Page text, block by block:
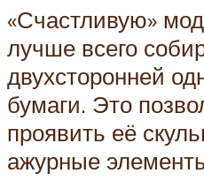
«Счастливую»
лучше всего
двухсторонней
бумаги. Это
проявить её
ажурные